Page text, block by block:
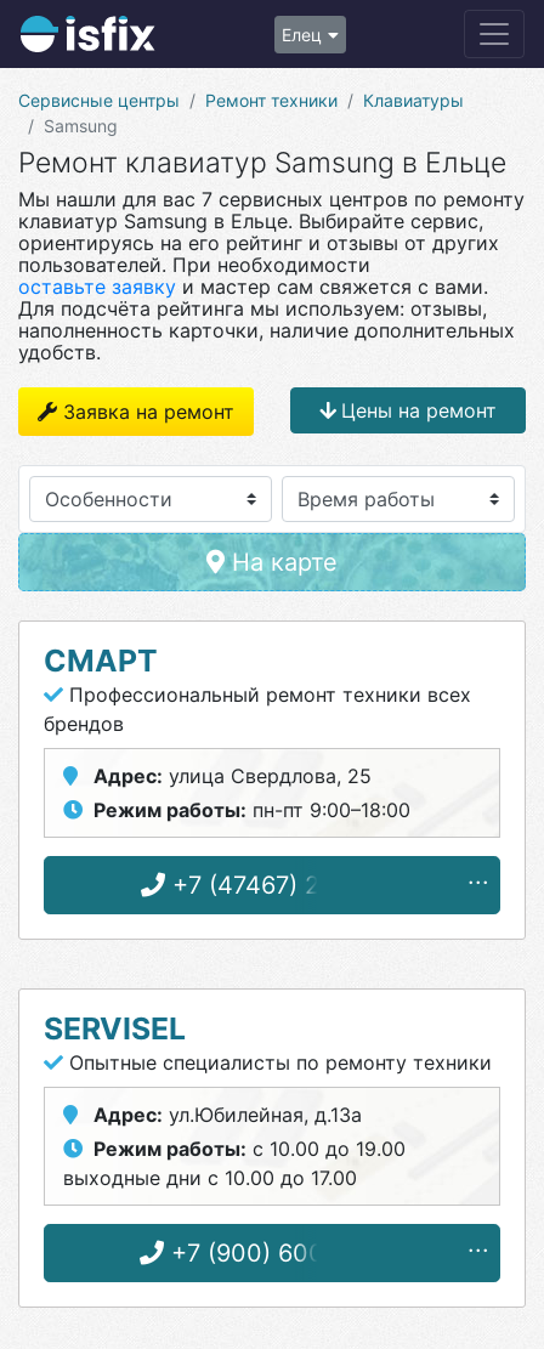
Елец
Сервисные центры Ремонт техники
Клавиатуры
Samsung
Ремонт клавиатур Samsung в Ельце
Мы нашли для вас 7 сервисных центров по ремонту
клавиатур Samsung в Ельце. Выбирайте сервис,
ориентируясь на его рейтинг и отзывы от других
пользователей. При необходимости
оставьте заявку и мастер сам свяжется с вами.
Для подсчёта рейтинга мы используем: отзывы,
наполненность карточки, наличие дополнительных
удобств.
Заявка на ремонт Цены на ремонт
Особенности
На карте
СМАРТ
Профессиональный ремонт техники всех
брендов
Адрес: улица Свердлова, 25
Режим работы: пн-пт 9:00–18:00
+7 (47467) 2-84-00
SERVISEL
Опытные специалисты по ремонту техники
Адрес: ул.Юбилейная, д.13а
Режим работы: с 10.00 до 19.00
выходные дни с 10.00 до 17.00
+7 (900) 600-96-55